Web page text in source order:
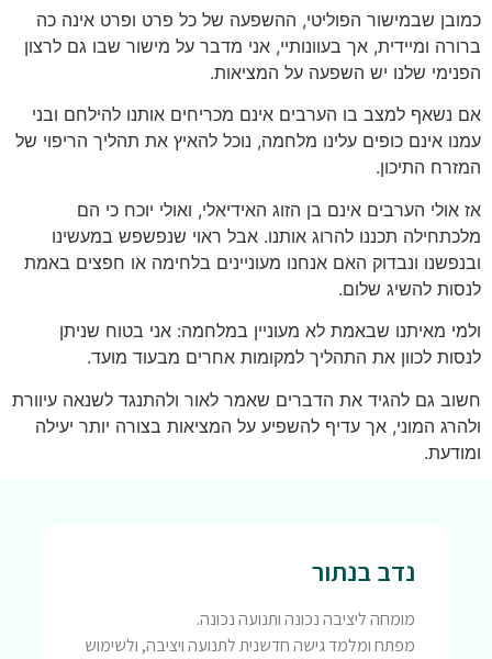
כמובן שבמישור הפוליטי, ההשפעה של כל פרט ופרט אינה כה
ברורה ומיידית, אך בעוונותיי, אני מדבר על מישור שבו גם לרצון
הפנימי שלנו יש השפעה על המציאות.
אם נשאף למצב בו הערבים אינם מכריחים אותנו להילחם ובני
עמנו אינם כופים עלינו מלחמה, נוכל להאיץ את תהליך הריפוי של
המזרח התיכון.
אז אולי הערבים אינם בן הזוג האידיאלי, ואולי יוכח כי הם
מלכתחילה תכננו להרוג אותנו. אבל ראוי שנפשפש במעשינו
ובנפשנו ונבדוק האם אנחנו מעוניינים בלחימה או חפצים באמת
לנסות להשיג שלום.
ולמי מאיתנו שבאמת לא מעוניין במלחמה: אני בטוח שניתן
לנסות לכוון את התהליך למקומות אחרים מבעוד מועד.
חשוב גם להגיד את הדברים שאמר לאור ולהתנגד לשנאה עיוורת
ולהרג המוני, אך עדיף להשפיע על המציאות בצורה יותר יעילה
ומודעת.
נדב בנתור
מומחה ליציבה נכונה ותנועה נכונה.
מפתח ומלמד גישה חדשנית לתנועה ויציבה, ולשימוש